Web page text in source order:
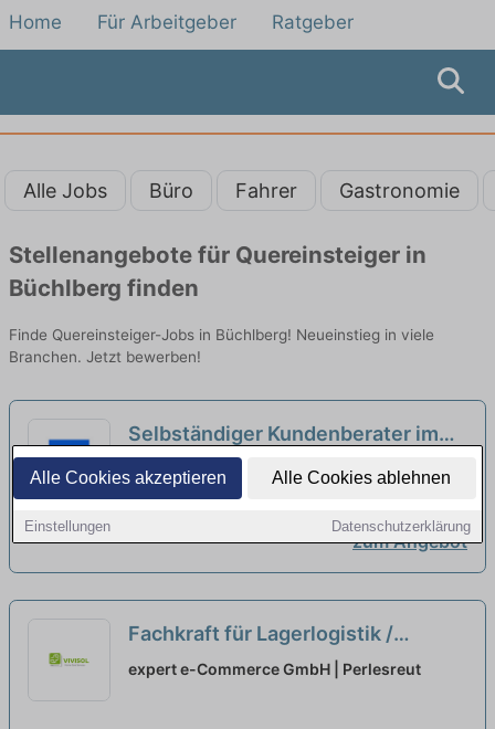
Alle Cookies akzeptieren Alle Cookies ablehnen
Einstellungen Datenschutzerklärung
Home Für Arbeitgeber Ratgeber
Alle Jobs Büro Fahrer Gastronomie
Stellenangebote für Quereinsteiger in
Büchlberg finden
Finde Quereinsteiger-Jobs in Büchlberg! Neueinstieg in viele
Branchen. Jetzt bewerben!
Selbständiger Kundenberater im
Vertrieb für Bausparen und
Baufinanzierung – auch für
Quereinsteiger (m/w/d) neu
LBS Landesbausparkasse Süd | Passau
zum Angebot
Fachkraft für Lagerlogistik /
Lagerist / Quereinsteiger (m/w/x)
expert e-Commerce GmbH | Perlesreut